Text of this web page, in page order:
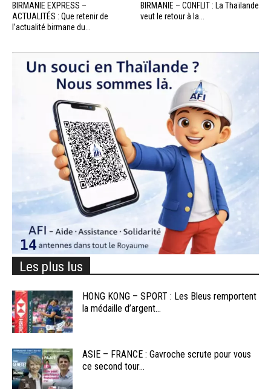
BIRMANIE EXPRESS –
ACTUALITÉS : Que retenir de
l’actualité birmane du...
BIRMANIE – CONFLIT : La Thaïlande
veut le retour à la...
Les plus lus
HONG KONG – SPORT : Les Bleus remportent
la médaille d’argent...
ASIE – FRANCE : Gavroche scrute pour vous
ce second tour...